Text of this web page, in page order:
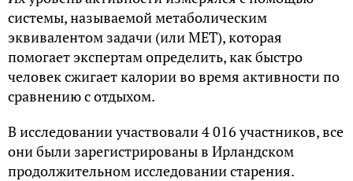
системы, называемой метаболическим
эквивалентом задачи (или MET), которая
помогает экспертам определить, как быстро
человек сжигает калории во время активности по
сравнению с отдыхом.
В исследовании участвовали 4 016 участников, все
они были зарегистрированы в Ирландском
продолжительном исследовании старения.